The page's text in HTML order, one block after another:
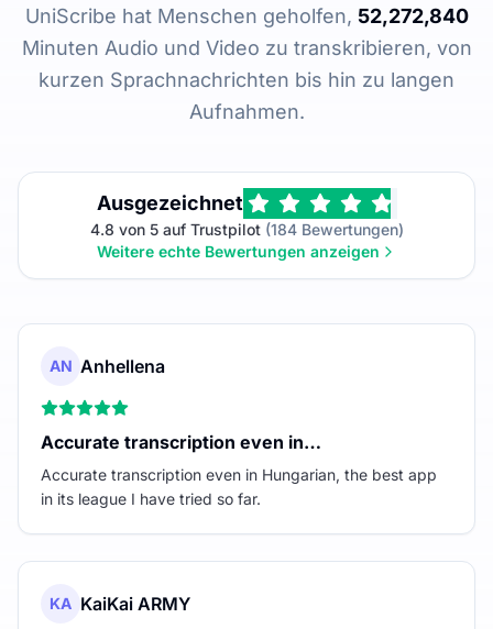
UniScribe hat Menschen geholfen, 52,272,840
Minuten Audio und Video zu transkribieren, von
kurzen Sprachnachrichten bis hin zu langen
Aufnahmen.
Ausgezeichnet
4.8 von 5 auf Trustpilot(184 Bewertungen)
Weitere echte Bewertungen anzeigen
AN Anhellena
Accurate transcription even in…
Accurate transcription even in Hungarian, the best app
in its league I have tried so far.
KA KaiKai ARMY